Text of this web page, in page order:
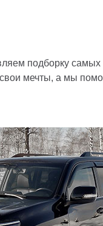
подборку
мечты, а мы